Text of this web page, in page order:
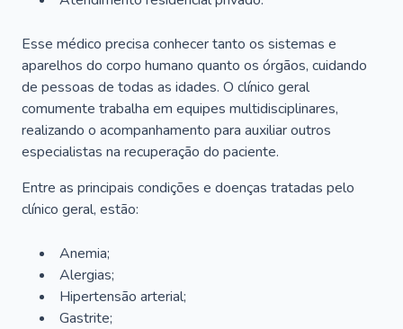
Esse médico precisa conhecer tanto os sistemas e
aparelhos do corpo humano quanto os órgãos, cuidando
de pessoas de todas as idades. O clínico geral
comumente trabalha em equipes multidisciplinares,
realizando o acompanhamento para auxiliar outros
especialistas na recuperação do paciente.
Entre as principais condições e doenças tratadas pelo
clínico geral, estão:
Anemia;
Alergias;
Hipertensão arterial;
Gastrite;